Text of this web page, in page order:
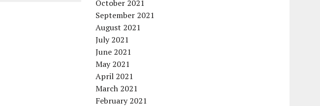
October 2021
September 2021
August 2021
July 2021
June 2021
May 2021
April 2021
March 2021
February 2021